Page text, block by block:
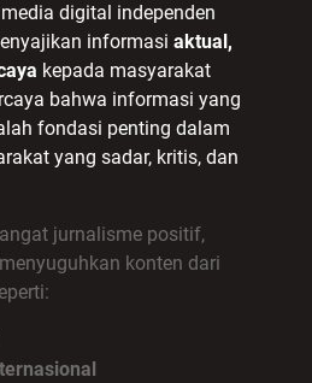
digital independen
informasi aktual,
kepada masyarakat
bahwa informasi yang
fondasi penting dalam
yang sadar, kritis, dan
jurnalisme positif,
konten dari